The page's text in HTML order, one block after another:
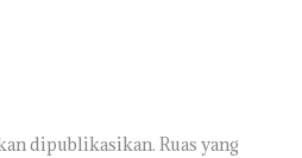
dipublikasikan. Ruas yang